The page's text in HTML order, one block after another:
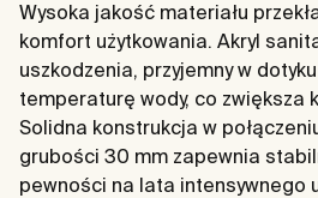
Wysoka jakość materiału
komfort użytkowania. Akryl
uszkodzenia, przyjemny w
temperaturę wody, co zwiększa
Solidna konstrukcja w
grubości 30 mm zapewnia
pewności na lata intensywnego